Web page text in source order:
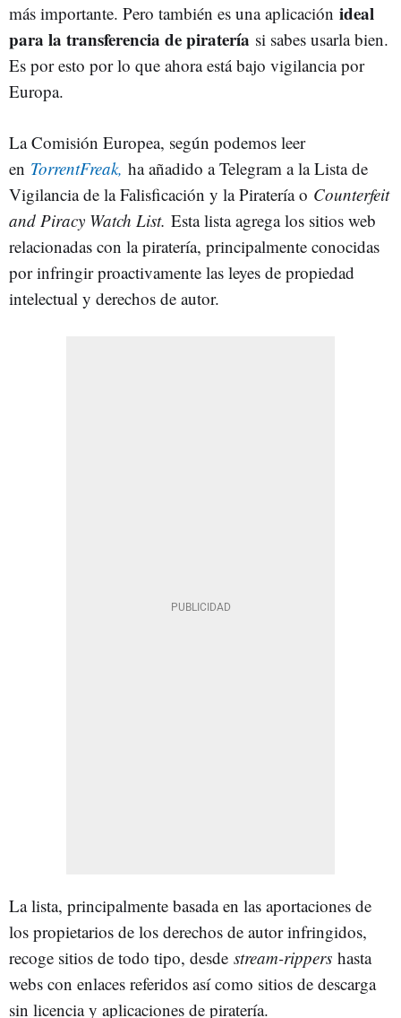
más importante. Pero también es una aplicación ideal
para la transferencia de piratería si sabes usarla bien.
Es por esto por lo que ahora está bajo vigilancia por
Europa.
La Comisión Europea, según podemos leer
en TorrentFreak, ha añadido a Telegram a la Lista de
Vigilancia de la Falisficación y la Piratería o Counterfeit
and Piracy Watch List. Esta lista agrega los sitios web
relacionadas con la piratería, principalmente conocidas
por infringir proactivamente las leyes de propiedad
intelectual y derechos de autor.
La lista, principalmente basada en las aportaciones de
los propietarios de los derechos de autor infringidos,
recoge sitios de todo tipo, desde stream-rippers hasta
webs con enlaces referidos así como sitios de descarga
sin licencia y aplicaciones de piratería.